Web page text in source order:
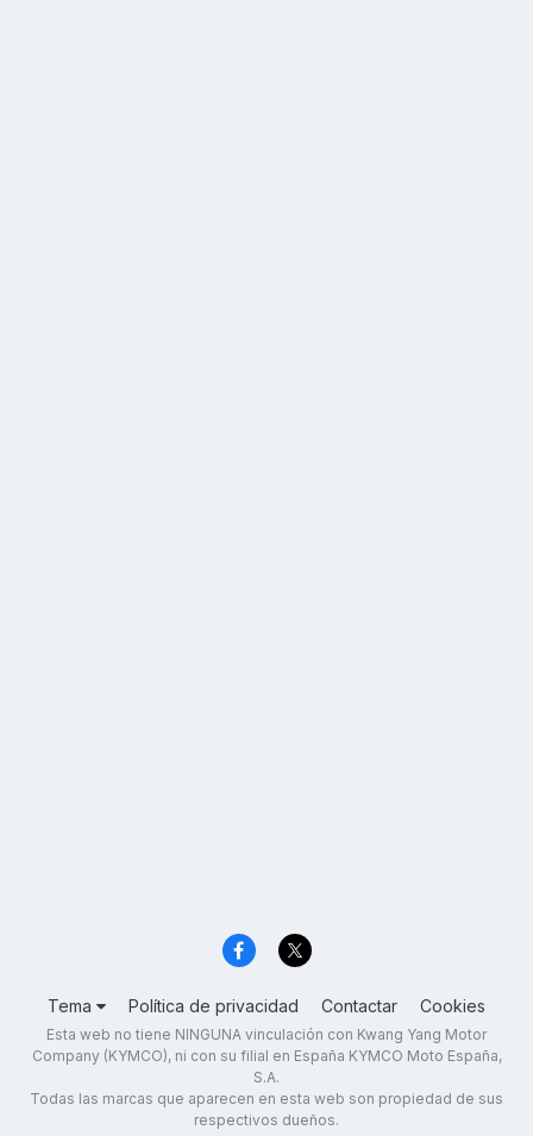
Tema Política de privacidad Contactar Cookies
Esta web no tiene NINGUNA vinculación con Kwang Yang Motor
Company (KYMCO), ni con su filial en España KYMCO Moto España,
S.A.
Todas las marcas que aparecen en esta web son propiedad de sus
respectivos dueños.